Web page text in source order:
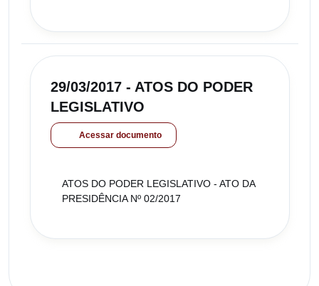
29/03/2017 - ATOS DO PODER
LEGISLATIVO
Acessar documento
ATOS DO PODER LEGISLATIVO - ATO DA
PRESIDÊNCIA Nº 02/2017